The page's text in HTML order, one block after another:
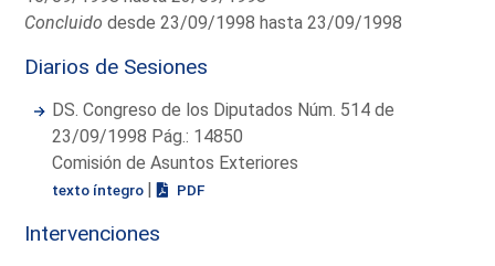
Concluido desde 23/09/1998 hasta 23/09/1998
Diarios de Sesiones
DS. Congreso de los Diputados Núm. 514 de
23/09/1998 Pág.: 14850
Comisión de Asuntos Exteriores
texto íntegro | PDF
Intervenciones